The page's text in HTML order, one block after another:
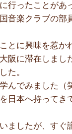
行ったことがあ
音楽クラブの部
とに興味を惹か
阪に滞在しまし
た。
んでみました（
日本へ持ってき
ましたが、すぐ